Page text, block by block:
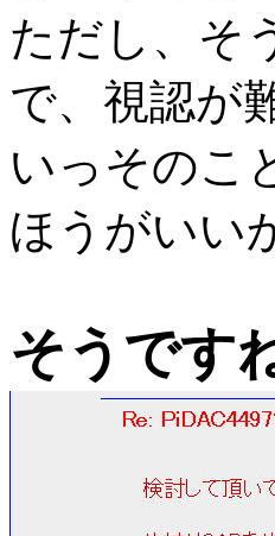
ただし、そ
で、視認が
いっそのこ
ほうがいい
そうです